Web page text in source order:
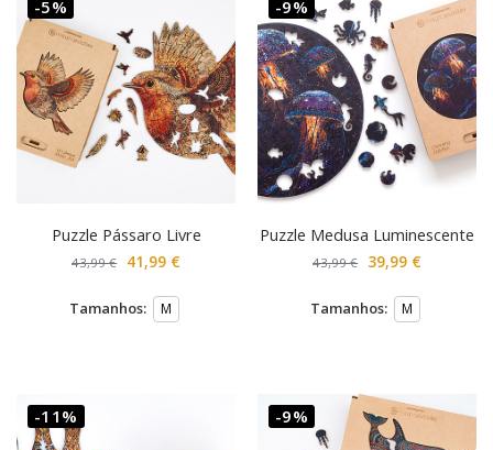
-5%
Puzzle Pássaro Livre
43,99€ 41,99 €
Tamanhos: M
-9%
Puzzle Medusa Luminescente
43,99€ 39,99 €
Tamanhos: M
-11% -9%